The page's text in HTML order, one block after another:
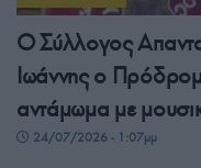
Ο Σύλλογος
Ιωάννης ο
αντάμωμα με
24/07/2026 - 1:07μμ